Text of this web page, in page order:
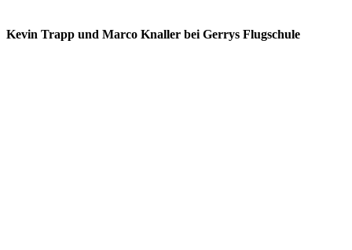
Kevin Trapp und Marco Knaller bei Gerrys Flugschule